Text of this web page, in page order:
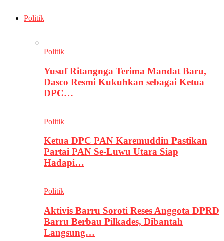
Politik
Politik
Yusuf Ritangnga Terima Mandat Baru,
Dasco Resmi Kukuhkan sebagai Ketua
DPC…
Politik
Ketua DPC PAN Karemuddin Pastikan
Partai PAN Se-Luwu Utara Siap
Hadapi…
Politik
Aktivis Barru Soroti Reses Anggota DPRD
Barru Berbau Pilkades, Dibantah
Langsung…